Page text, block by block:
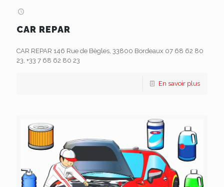
CAR REPAR
CAR REPAR 146 Rue de Bègles, 33800 Bordeaux 07 68 62 80
23, +33 7 68 62 80 23
En savoir plus